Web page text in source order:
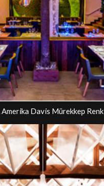
Amerika Davis Mürekkep Renk